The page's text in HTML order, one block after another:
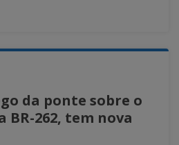
da ponte sobre o
BR-262, tem nova